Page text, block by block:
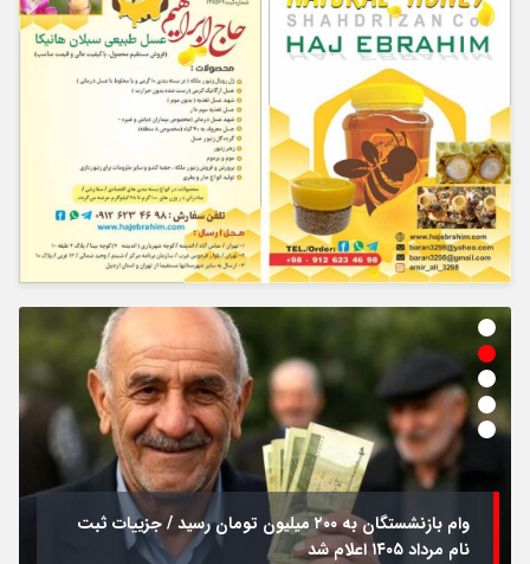
وام بازنشستگان به ۲۰۰ میلیون تومان رسید / جزییات ثبت
نام مرداد ۱۴۰۵ اعلام شد